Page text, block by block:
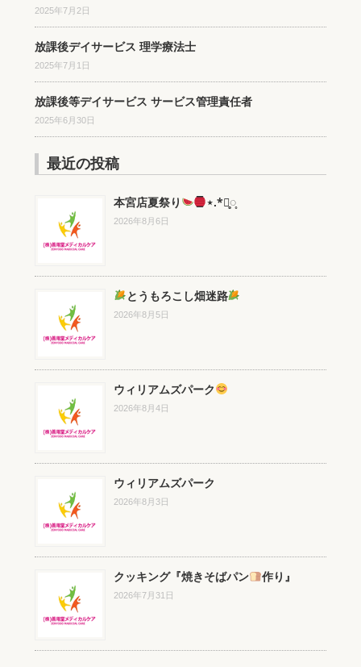
2025年7月2日
放課後デイサービス 理学療法士
2025年7月1日
放課後等デイサービス サービス管理責任者
2025年6月30日
最近の投稿
本宮店夏祭り ⋆.*⃝̥◌̥
2026年8月6日
とうもろこし畑迷路
2026年8月5日
ウィリアムズパーク
2026年8月4日
ウィリアムズパーク
2026年8月3日
クッキング『焼きそばパン 作り』
2026年7月31日